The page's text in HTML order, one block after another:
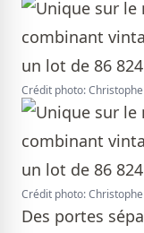
Crédit photo:
Crédit photo:
Des portes